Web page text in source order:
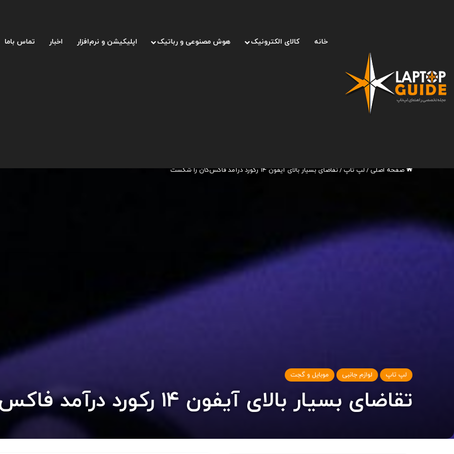
خانه کالای الکترونیک هوش مصنوعی و رباتیک اپلیکیشن و نرم‌افزار اخبار تماس باما
صفحه اصلی/لپ تاپ/تقاضای بسیار بالای آیفون ۱۴ رکورد درآمد فاکس‌کان را شکست
لپ تاپ لوازم جانبی موبایل و گجت
تقاضای بسیار بالای آیفون ۱۴ رکورد درآمد فاکس‌کان را شکست